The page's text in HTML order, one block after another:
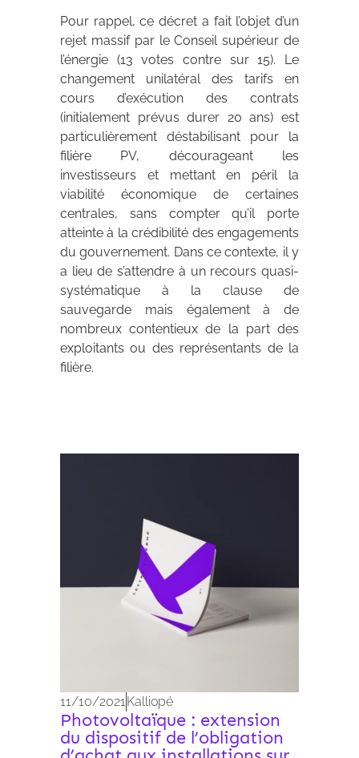
Pour rappel, ce décret a fait l’objet d’un
rejet massif par le Conseil supérieur de
l’énergie (13 votes contre sur 15). Le
changement unilatéral des tarifs en
cours d’exécution des contrats
(initialement prévus durer 20 ans) est
particulièrement déstabilisant pour la
filière PV, décourageant les
investisseurs et mettant en péril la
viabilité économique de certaines
centrales, sans compter qu’il porte
atteinte à la crédibilité des engagements
du gouvernement. Dans ce contexte, il y
a lieu de s’attendre à un recours quasi-
systématique à la clause de
sauvegarde mais également à de
nombreux contentieux de la part des
exploitants ou des représentants de la
filière.
11/10/2021 Kalliopé
Photovoltaïque : extension
du dispositif de l’obligation